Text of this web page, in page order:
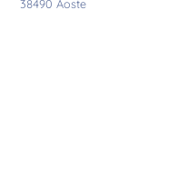
38490 aoste